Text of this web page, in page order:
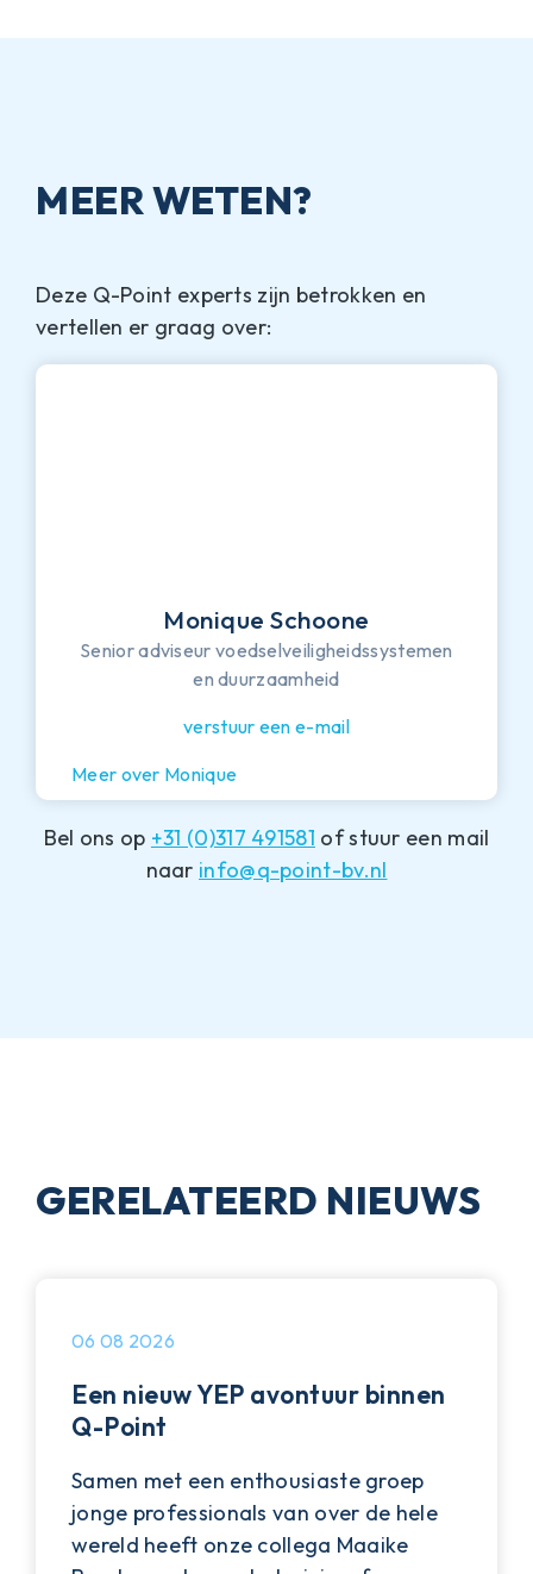
MEER WETEN?
Deze Q-Point experts zijn betrokken en
vertellen er graag over:
Monique Schoone
Senior adviseur voedselveiligheidssystemen
en duurzaamheid
verstuur een e-mail
Meer over Monique
Bel ons op +31 (0)317 491581 of stuur een mail
naar info@q-point-bv.nl
GERELATEERD NIEUWS
Een nieuw YEP avontuur binnen
Q-Point
Samen met een enthousiaste groep
jonge professionals van over de hele
wereld heeft onze collega Maaike
06 08 2026